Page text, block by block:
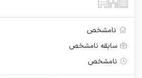
نامشخص
سابقه نامشخص
نامشخص